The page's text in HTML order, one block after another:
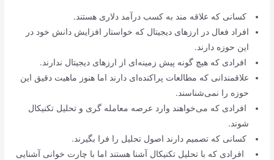
کسانی که علاقه مند به کسب درآمد دلاری هستند.
افراد فعال در ارزهای دیجیتال که خواستار افزایش دانش خود در
این حوزه دارند.
افرادی که هیچ گونه پیش زمینه‌ای از ارزهای دیجیتال ندارند.
علاقمندانی که مطالعات پراکنده‌ای دارند اما هنوز ماهیت دقیق این
حوزه را نمی‌شناسند.
افرادی که می‌خواهند وارد عرصه معامله گری و تحلیل تکنیکال
شوند.
کسانی که تصمیم دارند اصول تحلیل را فرا بگیرند.
افرادی که با تحلیل تکنیکال آشنا هستند اما با چارت خوانی آشنایی